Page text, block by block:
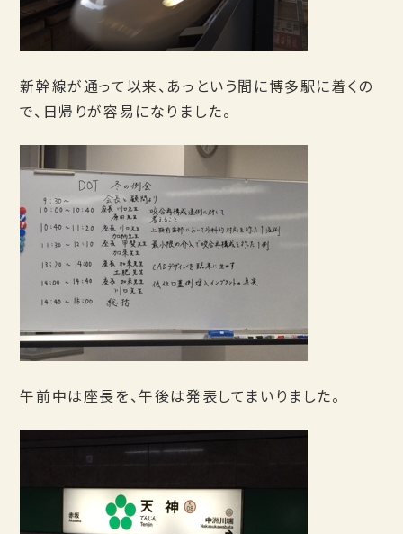
新幹線が通って以来、あっという間に博多駅に着くの
で、日帰りが容易になりました。
午前中は座長を、午後は発表してまいりました。